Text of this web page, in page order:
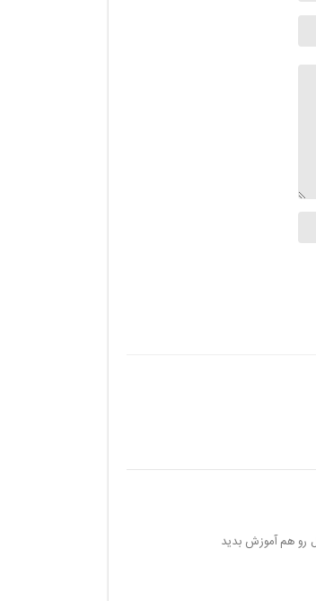
رو هم آموزش بدید